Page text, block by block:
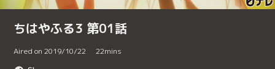
ちはやふる3 第01話
Aired on 2019/10/22 22mins